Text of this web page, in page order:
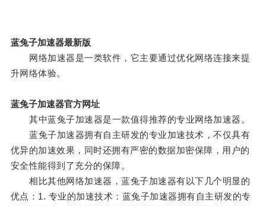
蓝兔子加速器最新版
网络加速器是一类软件，它主要通过优化网络连接来提
升网络体验。
蓝兔子加速器官方网址
其中蓝兔子加速器是一款值得推荐的专业网络加速器。
蓝兔子加速器拥有自主研发的专业加速技术，不仅具有
优异的加速效果，同时还拥有严密的数据加密保障，用户的
安全性能得到了充分的保障。
相比其他网络加速器，蓝兔子加速器有以下几个明显的
优点：1. 专业的加速技术：蓝兔子加速器拥有自主研发的专